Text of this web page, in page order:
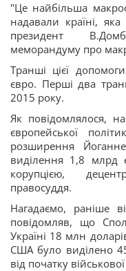
"Це найбільша
надавали країні,
президент
меморандуму про
Транші цієї
євро. Перші два
2015 року.
Як повідомлялося,
європейської
розширення
виділення 1,8 млрд
корупцією,
правосуддя.
Нагадаємо, раніше
повідомляв, що
Україні 18 млн
США було виділено
від початку військової